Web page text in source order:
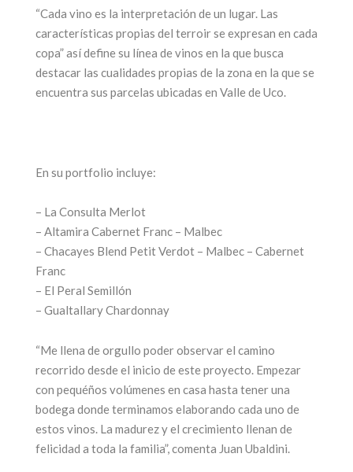
“Cada vino es la interpretación de un lugar. Las
características propias del terroir se expresan en cada
copa” así define su línea de vinos en la que busca
destacar las cualidades propias de la zona en la que se
encuentra sus parcelas ubicadas en Valle de Uco.
En su portfolio incluye:
– La Consulta Merlot
– Altamira Cabernet Franc – Malbec
– Chacayes Blend Petit Verdot – Malbec – Cabernet
Franc
– El Peral Semillón
– Gualtallary Chardonnay
“Me llena de orgullo poder observar el camino
recorrido desde el inicio de este proyecto. Empezar
con pequéños volúmenes en casa hasta tener una
bodega donde terminamos elaborando cada uno de
estos vinos. La madurez y el crecimiento llenan de
felicidad a toda la familia”, comenta Juan Ubaldini.